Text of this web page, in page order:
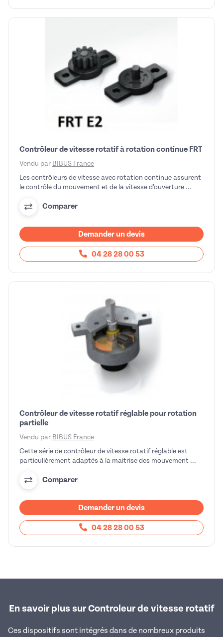
Contrôleur de vitesse rotatif à rotation continue FRT
Vendu par BIBUS France
Les contrôleurs de vitesse avec rotation continue assurent
le contrôle du mouvement et de la vitesse d’ouverture ...
Comparer
Demander un devis
04 28 28 00 53
Contrôleur de vitesse rotatif réglable pour rotation
partielle
Vendu par BIBUS France
Cette série de contrôleur de vitesse rotatif réglable est
particulièrement adaptés à la maitrise des mouvement ...
Comparer
Demander un devis
04 28 28 00 53
En savoir plus sur Controleur de vitesse rotatif
Ces dispositifs sont intégrés dans de nombreux produits